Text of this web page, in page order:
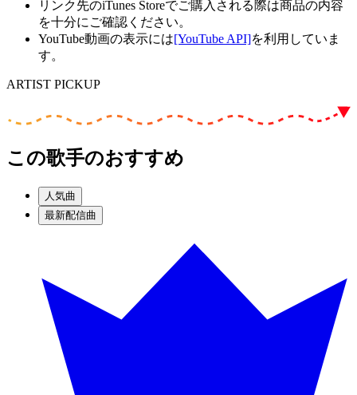
リンク先のiTunes Storeでご購入される際は商品の内容
を十分にご確認ください。
YouTube動画の表示には[YouTube API]を利用していま
す。
ARTIST PICKUP
この歌手のおすすめ
人気曲
最新配信曲